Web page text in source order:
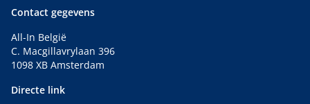
Contact gegevens
All-In België
C. Macgillavrylaan 396
1098 XB Amsterdam
Directe link